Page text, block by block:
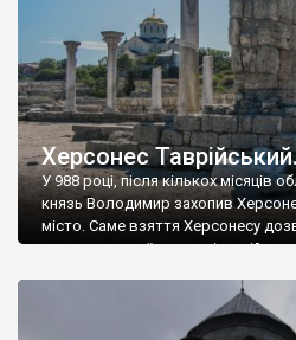
Херсонес
У 988 році, після кількох місяців
князь Володимир захопив
місто. Саме взяття Херсонесу
диктувати свої умови
Херсонесі Володимир-язичник,
А потім було Хрещення Русі. На